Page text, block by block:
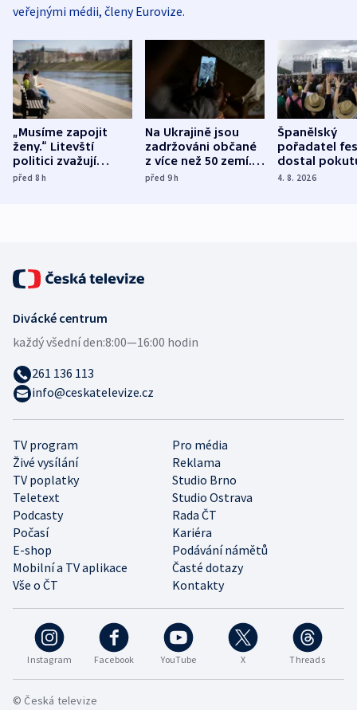
veřejnými médii, členy Eurovize.
„Musíme zapojit
ženy.“ Litevští
politici zvažují
dohodu o
před 8h
Na Ukrajině jsou
zadržováni občané
z více než 50 zemí.
Bojovali na straně
před 9h
Španělský
pořadatel
dostal
nekalé
4. 8. 2026
Instagram Facebook YouTube X Threads
TV program
Pro média
Živé vysílání
Reklama
TV poplatky
Studio Brno
Teletext
Studio Ostrava
Podcasty
Rada ČT
Počasí
Kariéra
E-shop
Podávání námětů
Mobilní a TV aplikace
Časté dotazy
Vše o ČT
Kontakty
Divácké centrum
každý všední den:8:00—16:00 hodin
261 136 113
info@ceskatelevize.cz
© Česká televize